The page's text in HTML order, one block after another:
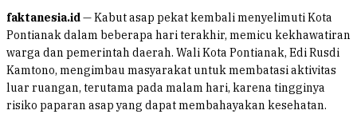
faktanesia.id— Kabut asap pekat kembali menyelimuti Kota
Pontianak dalam beberapa hari terakhir, memicu kekhawatiran
warga dan pemerintah daerah. Wali Kota Pontianak, Edi Rusdi
Kamtono, mengimbau masyarakat untuk membatasi aktivitas
luar ruangan, terutama pada malam hari, karena tingginya
risiko paparan asap yang dapat membahayakan kesehatan.